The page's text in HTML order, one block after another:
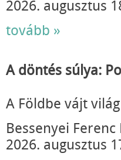
2026. augusztus
tovább »
A döntés súlya:
A Földbe vájt
Bessenyei
2026. augusztus